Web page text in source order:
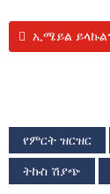
ኢሜይል
የምርት ዝርዝር
ትኩስ ሽያጭ